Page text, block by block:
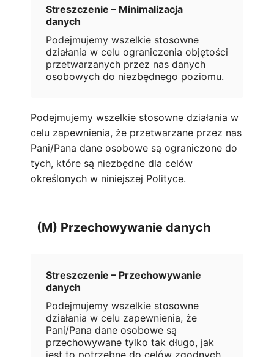
Streszczenie – Minimalizacja
danych
Podejmujemy wszelkie stosowne
działania w celu ograniczenia objętości
przetwarzanych przez nas danych
osobowych do niezbędnego poziomu.
Podejmujemy wszelkie stosowne działania w
celu zapewnienia, że przetwarzane przez nas
Pani/Pana dane osobowe są ograniczone do
tych, które są niezbędne dla celów
określonych w niniejszej Polityce.
(M) Przechowywanie danych
Streszczenie – Przechowywanie
danych
Podejmujemy wszelkie stosowne
działania w celu zapewnienia, że
Pani/Pana dane osobowe są
przechowywane tylko tak długo, jak
jest to potrzebne do celów zgodnych